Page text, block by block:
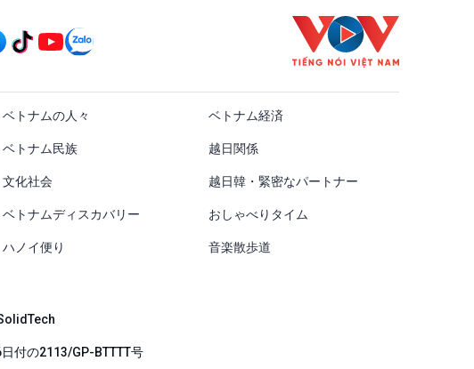
Nhật
ベトナムの人々 ベトナム経済
ベトナム民族 越日関係
文化社会 越日韓・緊密なパートナー
ベトナムディスカバリー おしゃべりタイム
ハノイ便り 音楽散歩道
付の2113/GP-BTTTT号